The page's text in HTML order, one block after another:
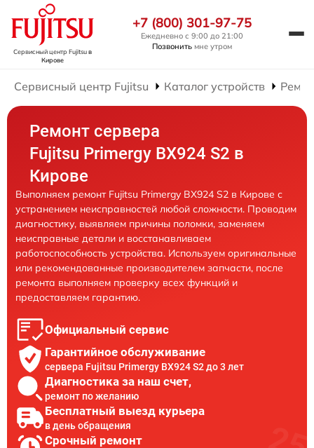
Сервисный центр Fujitsuв
Кирове
+7 (800) 301-97-75
Ежедневно с 9:00 до 21:00
Позвонить мне утром
Сервисный центр Fujitsu Каталог устройств
Ремонт сервера
Fujitsu Primergy BX924 S2 в
Кирове
Выполняем ремонт Fujitsu Primergy BX924 S2 в Кирове с
устранением неисправностей любой сложности. Проводим
диагностику, выявляем причины поломки, заменяем
неисправные детали и восстанавливаем
работоспособность устройства. Используем оригинальные
или рекомендованные производителем запчасти, после
ремонта выполняем проверку всех функций и
предоставляем гарантию.
Официальный сервис
Гарантийное обслуживание
сервера Fujitsu Primergy BX924 S2 до 3 лет
Диагностика за наш счет,
ремонт по желанию
Бесплатный выезд курьера
в день обращения
Срочный ремонт